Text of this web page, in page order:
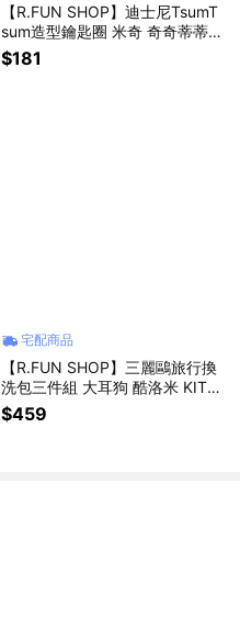
【R.FUN SHOP】迪士尼TsumT
sum造型鑰匙圈 米奇 奇奇蒂蒂
大眼仔 毛怪 吊飾 CA145
$181
宅配商品
【R.FUN SHOP】三麗鷗旅行換
洗包三件組 大耳狗 酷洛米 KITT
Y 布丁狗 雙星仙子 旅遊 衣物 收
納 CA945
$459